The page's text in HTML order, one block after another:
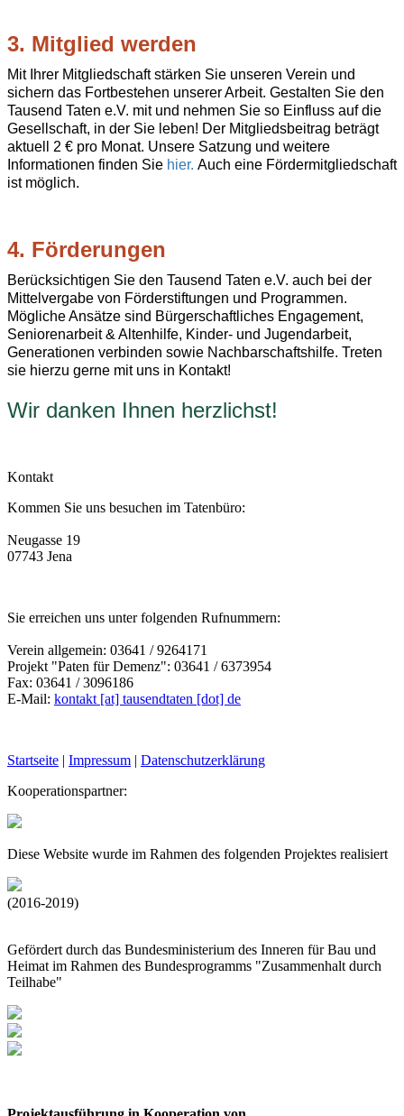
3. Mitglied werden
Mit Ihrer Mitgliedschaft stärken Sie unseren Verein und
sichern das Fortbestehen unserer Arbeit. Gestalten Sie den
Tausend Taten e.V. mit und nehmen Sie so Einfluss auf die
Gesellschaft, in der Sie leben! Der Mitgliedsbeitrag beträgt
aktuell 2 € pro Monat. Unsere Satzung und weitere
Informationen finden Sie hier. Auch eine Fördermitgliedschaft
ist möglich.
4. Förderungen
Berücksichtigen Sie den Tausend Taten e.V. auch bei der
Mittelvergabe von Förderstiftungen und Programmen.
Mögliche Ansätze sind Bürgerschaftliches Engagement,
Seniorenarbeit & Altenhilfe, Kinder- und Jugendarbeit,
Generationen verbinden sowie Nachbarschaftshilfe. Treten
sie hierzu gerne mit uns in Kontakt!
Wir danken Ihnen herzlichst!
Kontakt
Kommen Sie uns besuchen im Tatenbüro:
Neugasse 19
07743 Jena
Sie erreichen uns unter folgenden Rufnummern:
Verein allgemein: 03641 / 9264171
Projekt "Paten für Demenz": 03641 / 6373954
Fax: 03641 / 3096186
E-Mail: kontakt [at] tausendtaten [dot] de
Startseite | Impressum | Datenschutzerklärung
Kooperationspartner:
Diese Website wurde im Rahmen des folgenden Projektes realisiert
(2016-2019)
Gefördert durch das Bundesministerium des Inneren für Bau und
Heimat im Rahmen des Bundesprogramms "Zusammenhalt durch
Teilhabe"